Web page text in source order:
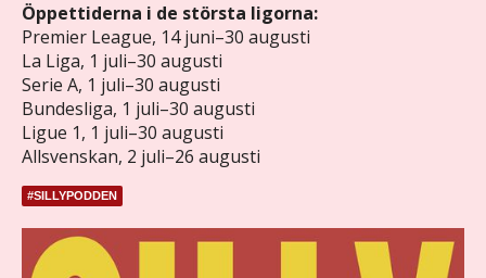
Öppettiderna i de största ligorna:
Premier League, 14 juni–30 augusti
La Liga, 1 juli–30 augusti
Serie A, 1 juli–30 augusti
Bundesliga, 1 juli–30 augusti
Ligue 1, 1 juli–30 augusti
Allsvenskan, 2 juli–26 augusti
#SILLYPODDEN